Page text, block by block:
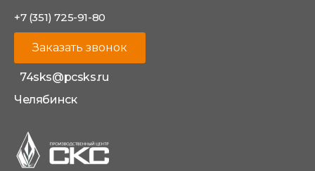
+7 (351) 725-91-80
Заказать звонок
74sks@pcsks.ru
Челябинск